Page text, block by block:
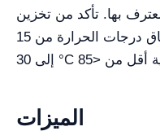
بها. تأكد من تخزين
الجهاز ضمن ظروف مثلى: نطاق درجات الحرارة من 15
الميزات